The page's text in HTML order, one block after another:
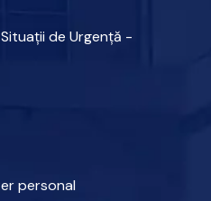
de Urgență -
personal